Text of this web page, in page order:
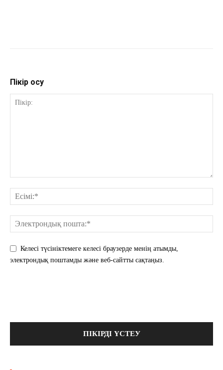
Пікір қосу
Келесі түсініктемеге келесі браузерде менің атымды,
электрондық поштамды және веб-сайтты сақтаңыз.